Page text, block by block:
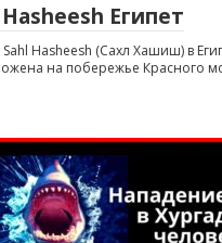
Египет
Sahl Hasheesh (Сахл Хашиш) в
на побережье Красного